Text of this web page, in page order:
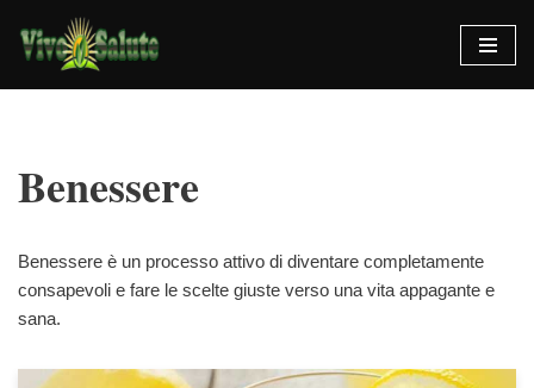
Vai
al
Benessere
Benessere è un processo attivo di diventare completamente
consapevoli e fare le scelte giuste verso una vita appagante e
sana.